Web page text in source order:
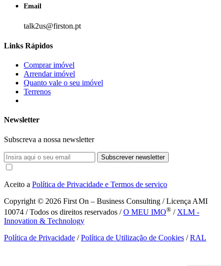
Email
talk2us@firston.pt
Links Rápidos
Comprar imóvel
Arrendar imóvel
Quanto vale o seu imóvel
Terrenos
Newsletter
Subscreva a nossa newsletter
Subscrever newsletter
Aceito a Política de Privacidade e Termos de serviço
Copyright © 2026 First On – Business Consulting / Licença AMI
10074 / Todos os direitos reservados /O MEU IMO® / XLM -
Innovation & Technology
Política de Privacidade /Política de Utilização de Cookies /RAL